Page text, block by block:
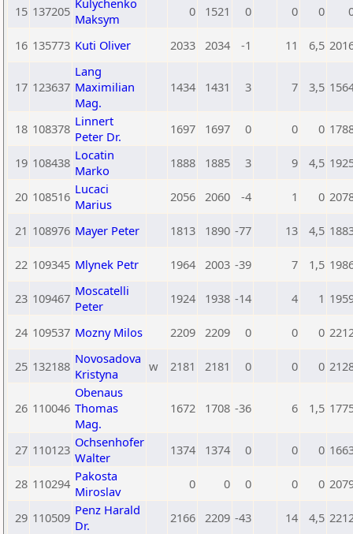
15 137205 Kulychenko
Maksym
0 1521 0 0 0
16 135773 Kuti Oliver 2033 2034 -1 11 6,5
17 123637
Lang
Maximilian
Mag.
1434 1431 3 7 3,5
18 108378 Linnert
Peter Dr.
1697 1697 0 0 0
19 108438 Locatin
Marko
1888 1885 3 9 4,5
20 108516 Lucaci
Marius
2056 2060 -4 1 0
21 108976 Mayer Peter 1813 1890 -77 13 4,5
22 109345 Mlynek Petr 1964 2003 -39 7 1,5
23 109467 Moscatelli
Peter
1924 1938 -14 4 1
24 109537 Mozny Milos 2209 2209 0 0 0
25 132188 Novosadova
Kristyna
w 2181 2181 0 0 0
26 110046
Obenaus
Thomas
Mag.
1672 1708 -36 6 1,5
27 110123 Ochsenhofer
Walter
1374 1374 0 0 0
28 110294 Pakosta
Miroslav
0 0 0 0 0
29 110509 Penz Harald
Dr.
2166 2209 -43 14 4,5